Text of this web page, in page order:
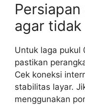
agar
Untuk laga pukul
pastikan
Cek koneksi
stabilitas layar.
menggunakan